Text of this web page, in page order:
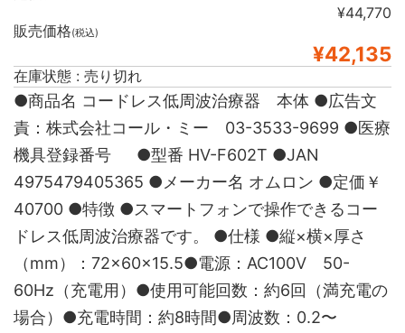
¥44,770
販売価格(税込)
¥42,135
在庫状態 : 売り切れ
●商品名 コードレス低周波治療器 本体 ●広告文
責：株式会社コール・ミー 03-3533-9699 ●医療
機具登録番号 ●型番 HV-F602T ●JAN
4975479405365 ●メーカー名 オムロン ●定価￥
40700 ●特徴 ●スマートフォンで操作できるコー
ドレス低周波治療器です。 ●仕様 ●縦×横×厚さ
（mm）：72×60×15.5●電源：AC100V 50-
60Hz（充電用）●使用可能回数：約6回（満充電の
場合）●充電時間：約8時間●周波数：0.2〜